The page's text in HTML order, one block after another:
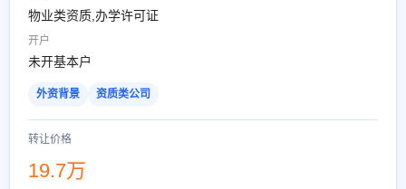
物业类资质,办学许可证
开户
未开基本户
外资背景 资质类公司
转让价格
19.7万